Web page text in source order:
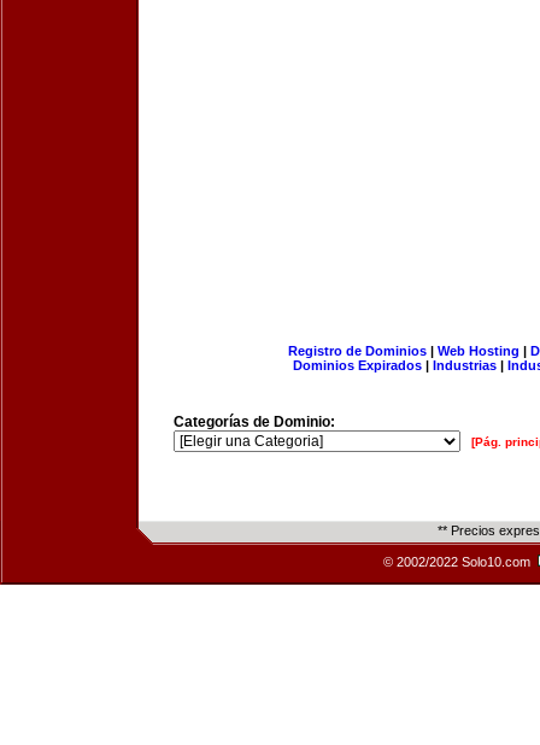
Registro de Dominios| Web Hosting |
Dominios Expirados | Industrias |
Categorías de Dominio:
[Pág.
** Precios
© 2002/2022 Solo10.com